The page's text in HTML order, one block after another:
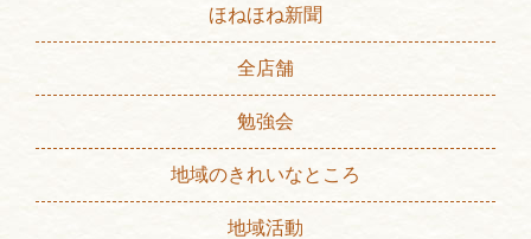
ほねほね新聞
全店舗
勉強会
地域のきれいなところ
地域活動